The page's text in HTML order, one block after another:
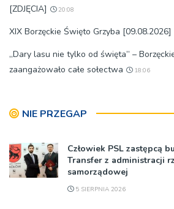
[ZDJĘCIA]
20:08
XIX Borzęckie Święto Grzyba [09.08.2026]
„Dary lasu nie tylko od święta” –
zaangażowało całe sołectwa
18:06
NIE PRZEGAP
Człowiek PSL zastępcą
Transfer z administracji
samorządowej
5 SIERPNIA 2026